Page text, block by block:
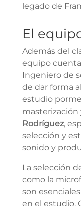
legado de
El
Además del
equipo
Ingeniero de
de dar forma
estudio
Rodríguez,
selección y
sonido y
La selección
como la
son
en el estudio.